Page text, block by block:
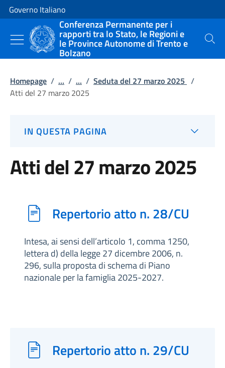
Vai al contenuto
Vai alla navigazione del sito
Governo Italiano
Conferenza Permanente per i
rapporti tra lo Stato, le Regioni e
le Province Autonome di Trento e
Bolzano
Cerca
Homepage / ... / ... / Seduta del 27 marzo 2025 /
Atti del 27 marzo 2025
IN QUESTA PAGINA
Atti del 27 marzo 2025
Repertorio atto n. 28/CU
Intesa, ai sensi dell’articolo 1, comma 1250,
lettera d) della legge 27 dicembre 2006, n.
296, sulla proposta di schema di Piano
nazionale per la famiglia 2025-2027.
Repertorio atto n. 29/CU